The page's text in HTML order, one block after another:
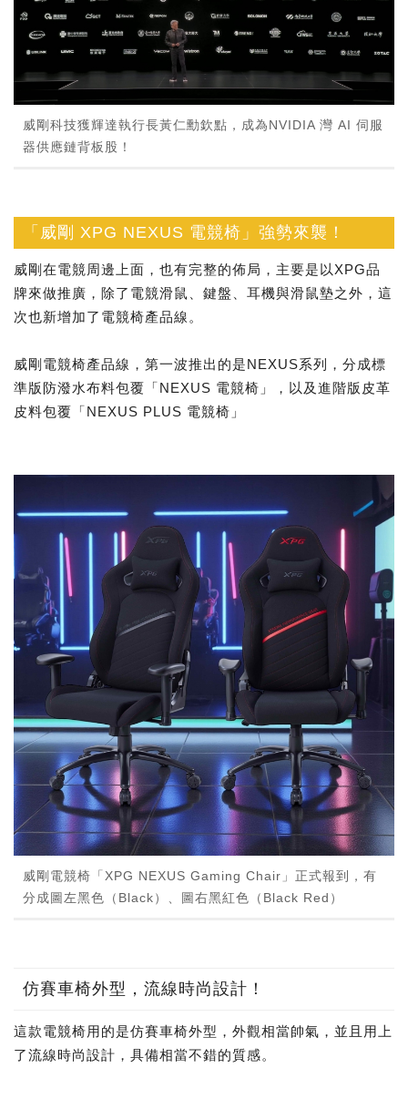
威剛科技獲輝達執行長黃仁勳欽點，成為NVIDIA 灣 AI 伺服
器供應鏈背板股！
「威剛 XPG NEXUS 電競椅」強勢來襲！
威剛在電競周邊上面，也有完整的佈局，主要是以XPG品
牌來做推廣，除了電競滑鼠、鍵盤、耳機與滑鼠墊之外，這
次也新增加了電競椅產品線。
威剛電競椅產品線，第一波推出的是NEXUS系列，分成標
準版防潑水布料包覆「NEXUS 電競椅」，以及進階版皮革
皮料包覆「NEXUS PLUS 電競椅」
威剛電競椅「XPG NEXUS Gaming Chair」正式報到，有
分成圖左黑色（Black）、圖右黑紅色（Black Red）
仿賽車椅外型，流線時尚設計！
這款電競椅用的是仿賽車椅外型，外觀相當帥氣，並且用上
了流線時尚設計，具備相當不錯的質感。